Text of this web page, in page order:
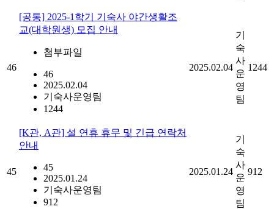
46
[공통] 2025-1학기 기숙사 야간생활조
교(대학원생) 모집 안내
첨부파일
46
2025.02.04
기숙사운영팀
1244
2025.02.04
기
숙
사
운
영
팀
1244
45
[K관, A관] 설 연휴 휴무 및 긴급 연락처
안내
45
2025.01.24
기숙사운영팀
912
2025.01.24
기
숙
사
운
영
팀
912